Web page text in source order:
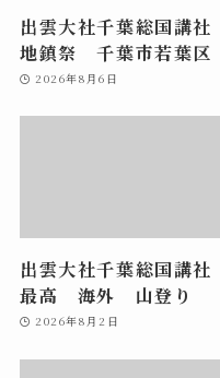
出雲大社千葉総国講社
地鎮祭 千葉市若葉区
2026年8月6日
出雲大社千葉総国講社
最高 海外 山登り
2026年8月2日